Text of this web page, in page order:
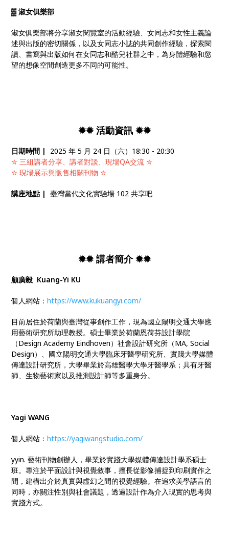
▓ 淑女俱樂部
淑女俱樂部將分享淑女閱覽室的活動經驗、女同志和女性主義論
述與出版的密切關係，以及女同志小誌的共同創作經驗，探索閱
讀、書寫與出版如何在女同志和酷兒社群之中，為身體經驗和慾
望的想像空間創造更多不同的可能性。
✹✹ 活動資訊 ✹✹
日期時間 | 2025 年 5 月 24 日（六）18:30 - 20:30
✮ 三組講者分享、講者對談、現場QA交流 ✮
✮ 現場展示與販售相關刊物 ✮
講座地點 |臺灣當代文化實驗場 102 共享吧
✹✹ 講者簡介 ✹✹
顧廣毅 Kuang-Yi KU
個人網站：https://www.kukuangyi.com/
目前居住於荷蘭與臺灣從事創作工作，現為國立陽明交通大學應
用藝術研究所助理教授。碩士畢業於荷蘭恩荷芬設計學院
（Design Academy Eindhoven）社會設計研究所（MA, Social
Design）、國立陽明交通大學臨床牙醫學研究所、實踐大學媒體
傳達設計研究所，大學畢業於高雄醫學大學牙醫學系；具有牙醫
師、生物藝術家以及推測設計師等多重身分。
Yagi WANG
個人網站：https://yagiwangstudio.com/
yyin. 藝術刊物創辦人，畢業於實踐大學媒體傳達設計學系碩士
班。專注於平面設計與視覺敘事，擅長從影像捕捉到印刷實作之
間，建構出介於真實與虛幻之間的視覺經驗。在追求美學語言的
同時，亦關注性別與社會議題，透過設計作為介入現實的思考與
實踐方式。